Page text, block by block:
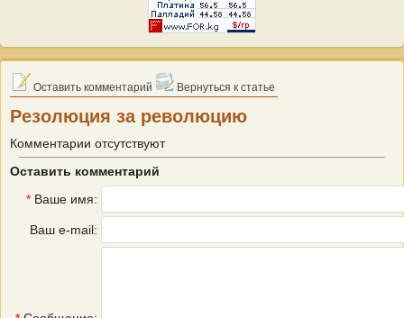
Оставить комментарий Вернуться к статье
Резолюция за революцию
Комментарии отсутствуют
Оставить комментарий
* Ваше имя:
Ваш e-mail: